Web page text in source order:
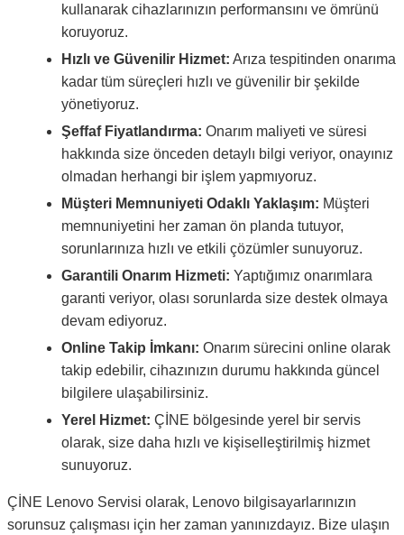
kullanarak cihazlarınızın performansını ve ömrünü
koruyoruz.
Hızlı ve Güvenilir Hizmet: Arıza tespitinden onarıma
kadar tüm süreçleri hızlı ve güvenilir bir şekilde
yönetiyoruz.
Şeffaf Fiyatlandırma: Onarım maliyeti ve süresi
hakkında size önceden detaylı bilgi veriyor, onayınız
olmadan herhangi bir işlem yapmıyoruz.
Müşteri Memnuniyeti Odaklı Yaklaşım: Müşteri
memnuniyetini her zaman ön planda tutuyor,
sorunlarınıza hızlı ve etkili çözümler sunuyoruz.
Garantili Onarım Hizmeti: Yaptığımız onarımlara
garanti veriyor, olası sorunlarda size destek olmaya
devam ediyoruz.
Online Takip İmkanı: Onarım sürecini online olarak
takip edebilir, cihazınızın durumu hakkında güncel
bilgilere ulaşabilirsiniz.
Yerel Hizmet: ÇİNE bölgesinde yerel bir servis
olarak, size daha hızlı ve kişiselleştirilmiş hizmet
sunuyoruz.
ÇİNE Lenovo Servisi olarak, Lenovo bilgisayarlarınızın
sorunsuz çalışması için her zaman yanınızdayız. Bize ulaşın